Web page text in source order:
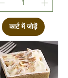
कार्ट में जोड़ें